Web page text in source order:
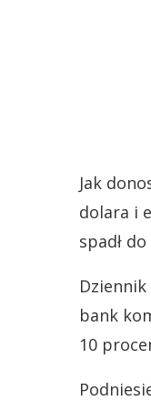
Jak
dolara i
spadł
bank
10